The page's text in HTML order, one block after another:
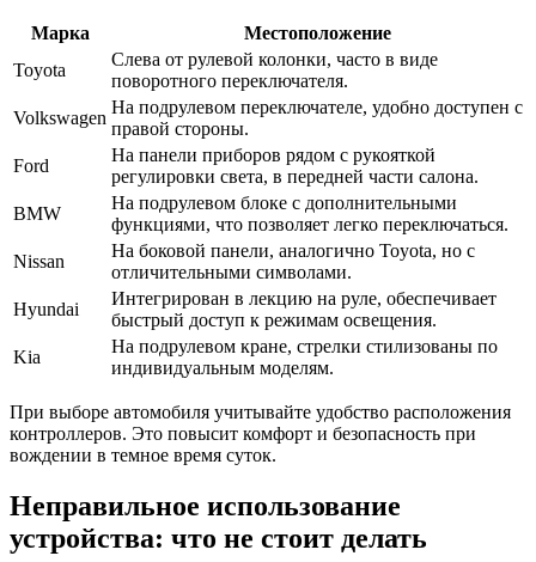
Марка
Местоположение
Toyota
Слева от рулевой колонки, часто в виде
поворотного переключателя.
Volkswagen
На подрулевом переключателе, удобно доступен с
правой стороны.
Ford
На панели приборов рядом с рукояткой
регулировки света, в передней части салона.
BMW
На подрулевом блоке с дополнительными
функциями, что позволяет легко переключаться.
Nissan
На боковой панели, аналогично Toyota, но с
отличительными символами.
Hyundai
Интегрирован в лекцию на руле, обеспечивает
быстрый доступ к режимам освещения.
Kia
На подрулевом кране, стрелки стилизованы по
индивидуальным моделям.
При выборе автомобиля учитывайте удобство расположения
контроллеров. Это повысит комфорт и безопасность при
вождении в темное время суток.
Неправильное использование
устройства: что не стоит делать